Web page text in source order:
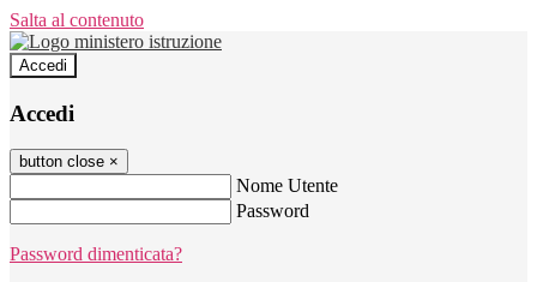
Salta al contenuto
Accedi
Accedi
button close ×
Nome Utente
Password
Password dimenticata?